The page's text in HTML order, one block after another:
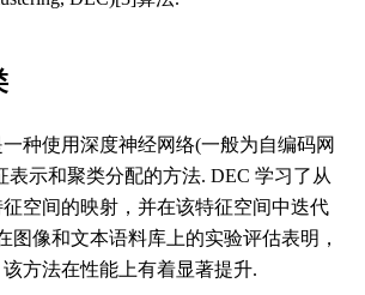
种使用深度神经网络(一般为自编码网
表示和聚类分配的方法. DEC 学习了从
空间的映射，并在该特征空间中迭代
图像和文本语料库上的实验评估表明，
方法在性能上有着显著提升.